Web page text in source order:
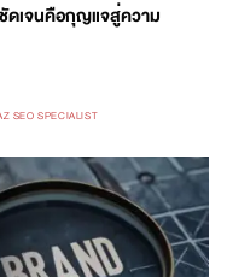
ดเจนคือกุญแจสู่ความ
SEO SPECIALIST